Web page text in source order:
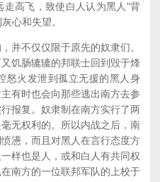
高飞，致使白人认为黑人"背
心和失望。
不仅仅限于原先的奴隶们。
饥肠辘辘的邦联士回到毁于烽
怒火发泄到孤立无援的黑人身
有时也会向那些逃出南方去参
报复。奴隶制在南方实行了两
无权利的。所以内战之后，南
懑，而且对黑人在言行态度方
样也是人，或和白人有共同权
南方的一位联邦军队的上校于